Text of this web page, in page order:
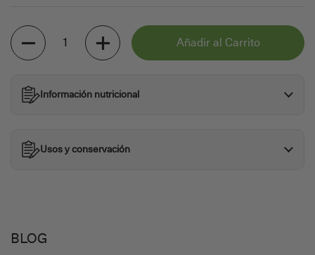
Cantidad
Añadir al Carrito
Información nutricional
Usos y conservación
BLOG